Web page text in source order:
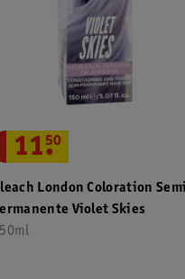
London Coloration
Violet Skies
11.
50